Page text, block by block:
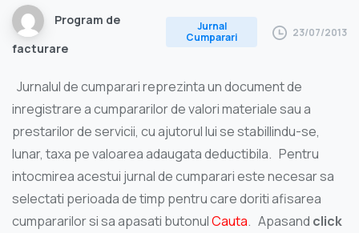
Program de
facturare
Jurnal
Cumparari
23/07/2013
Jurnalul de cumparari reprezinta un document de
inregistrare a cumpararilor de valori materiale sau a
prestarilor de servicii, cu ajutorul lui se stabillindu-se,
lunar, taxa pe valoarea adaugata deductibila. Pentru
intocmirea acestui jurnal de cumparari este necesar sa
selectati perioada de timp pentru care doriti afisarea
cumpararilor si sa apasati butonulCauta. Apasand click